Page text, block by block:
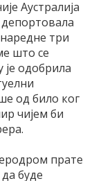
Аустралија
три
што се
одобрила
од било ког
чијем би
прате
буде